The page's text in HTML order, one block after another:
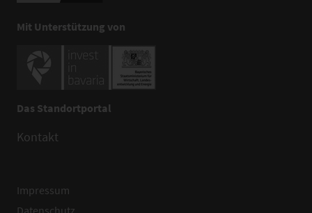
Mit Unterstützung von
Das Standortportal
Kontakt
Impressum
Datenschutz